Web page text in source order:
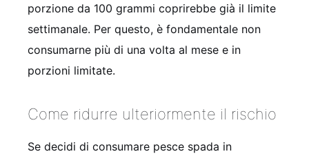
porzione da 100 grammi coprirebbe già il limite
settimanale. Per questo, è fondamentale non
consumarne più di una volta al mese e in
porzioni limitate.
Come ridurre ulteriormente il rischio
Se decidi di consumare pesce spada in